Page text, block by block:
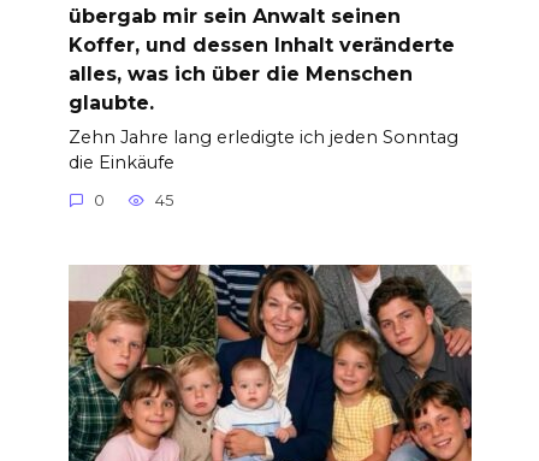
übergab mir sein Anwalt seinen
Koffer, und dessen Inhalt veränderte
alles, was ich über die Menschen
glaubte.
Zehn Jahre lang erledigte ich jeden Sonntag
die Einkäufe
0 45